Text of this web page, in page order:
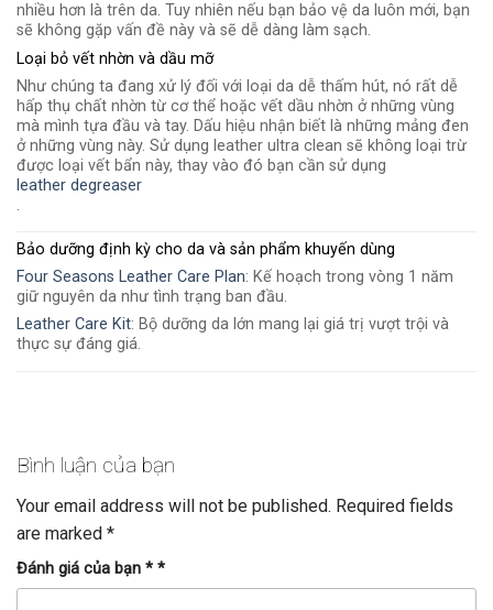
nhiều hơn là trên da. Tuy nhiên nếu bạn bảo vệ da luôn mới, bạn
sẽ không gặp vấn đề này và sẽ dễ dàng làm sạch.
Loại bỏ vết nhờn và dầu mỡ
Như chúng ta đang xử lý đối với loại da dễ thấm hút, nó rất dễ
hấp thụ chất nhờn từ cơ thể hoặc vết dầu nhờn ở những vùng
mà mình tựa đầu và tay. Dấu hiệu nhận biết là những mảng đen
ở những vùng này. Sử dụng leather ultra clean sẽ không loại trừ
được loại vết bẩn này, thay vào đó bạn cần sử dụng
leather degreaser
.
Bảo dưỡng định kỳ cho da và sản phẩm khuyến dùng
Four Seasons Leather Care Plan: Kế hoạch trong vòng 1 năm
giữ nguyên da như tình trạng ban đầu.
Leather Care Kit: Bộ dưỡng da lớn mang lại giá trị vượt trội và
thực sự đáng giá.
Bình luận của bạn
Your email address will not be published. Required fields
are marked *
Đánh giá của bạn * *